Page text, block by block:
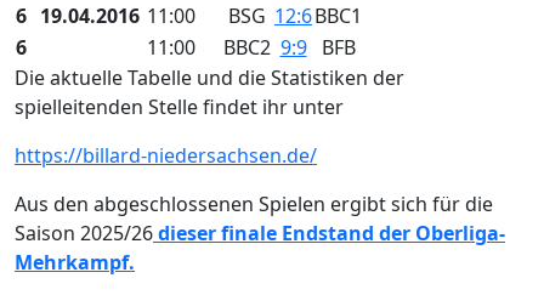
6 19.04.2016 11:00 BSG 12:6BBC1
6
11:00 BBC2 9:9
BFB
Die aktuelle Tabelle und die Statistiken der
spielleitenden Stelle findet ihr unter
https://billard-niedersachsen.de/
Aus den abgeschlossenen Spielen ergibt sich für die
Saison 2025/26dieser finale Endstand der Oberliga-
Mehrkampf.